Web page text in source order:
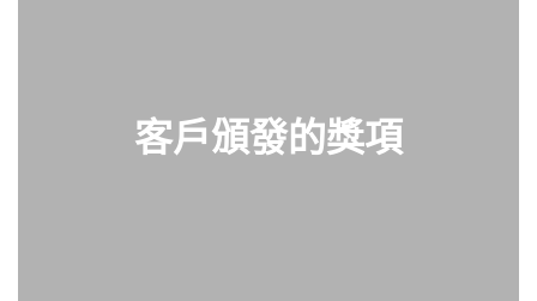
客戶頒發的獎項
查看零件